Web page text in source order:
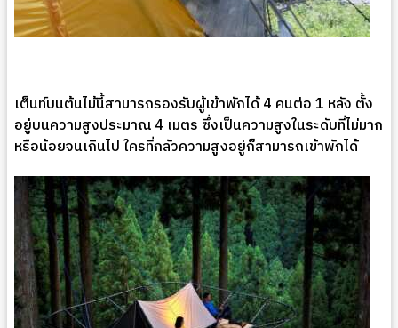
เต็นท์บนต้นไม้นี้สามารถรองรับผู้เข้าพักได้ 4 คนต่อ 1 หลัง ตั้ง
อยู่บนความสูงประมาณ 4 เมตร ซึ่งเป็นความสูงในระดับที่ไม่มาก
หรือน้อยจนเกินไป ใครที่กลัวความสูงอยู่ก็สามารถเข้าพักได้